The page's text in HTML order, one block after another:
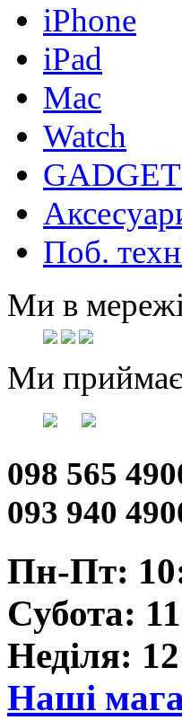
iPhone
iPad
Mac
Watch
Поб.
Ми в
Ми
098 565
093 940
Пн-Пт:
Субота:
Неділя:
Наші